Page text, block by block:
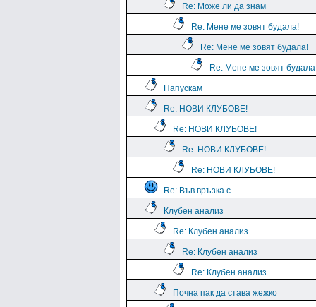
Re: Може ли да знам
Re: Мене ме зовят будала!
Re: Мене ме зовят будала!
Re: Мене ме зовят
Напускам
Re: НОВИ КЛУБОВЕ!
Re: НОВИ КЛУБОВЕ!
Re: НОВИ КЛУБОВЕ!
Re: НОВИ КЛУБОВЕ!
Re: Във връзка с...
Клубен анализ
Re: Клубен анализ
Re: Клубен анализ
Re: Клубен анализ
Почна пак да става жежко